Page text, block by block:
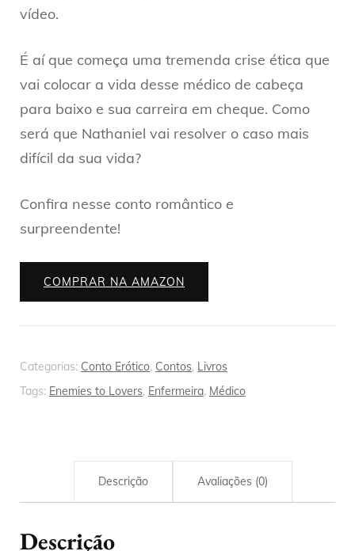
vídeo.
É aí que começa uma tremenda crise ética que
vai colocar a vida desse médico de cabeça
para baixo e sua carreira em cheque. Como
será que Nathaniel vai resolver o caso mais
difícil da sua vida?
Confira nesse conto romântico e
surpreendente!
COMPRAR NA AMAZON
Categorias: Conto Erótico, Contos, Livros
Tags: Enemies to Lovers, Enfermeira, Médico
Descrição Avaliações (0)
Descrição